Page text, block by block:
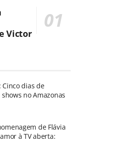
Victor
dias de
no Amazonas
de Flávia
à TV aberta: